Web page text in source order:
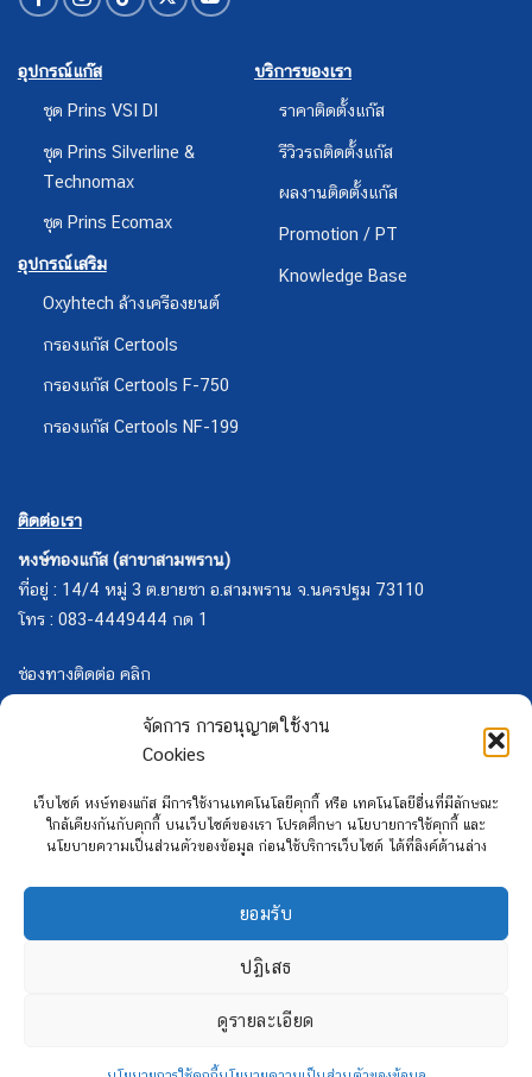
จัดการ การอนุญาตใช้งาน
Cookies
เว็บไซต์ หงษ์ทองแก๊ส มีการใช้งานเทคโนโลยีคุกกี้ หรือ เทคโนโลยีอื่นที่มีลักษณะ
ใกล้เคียงกันกับคุกกี้ บนเว็บไซต์ของเรา โปรดศึกษา นโยบายการใช้คุกกี้ และ
นโยบายความเป็นส่วนตัวของข้อมูล ก่อนใช้บริการเว็บไซต์ ได้ที่ลิงค์ด้านล่าง
ยอมรับ
ปฏิเสธ
ดูรายละเอียด
อุปกรณ์แก๊ส
ชุด Prins VSI DI
ชุด Prins Silverline &
Technomax
ชุด Prins Ecomax
อุปกรณ์เสริม
Oxyhtech ล้างเครืองยนต์
กรองแก๊ส Certools
กรองแก๊ส Certools F-750
กรองแก๊ส Certools NF-199
บริการของเรา
ราคาติดตั้งแก๊ส
รีวิวรถติดตั้งแก๊ส
ผลงานติดตั้งแก๊ส
Promotion / PT
Knowledge Base
ติดต่อเรา
หงษ์ทองแก๊ส (สาขาสามพราน)
ที่อยู่ : 14/4 หมู่ 3 ต.ยายชา อ.สามพราน จ.นครปฐม 73110
โทร : 083-4449444 กด 1
ช่องทางติดต่อ คลิก